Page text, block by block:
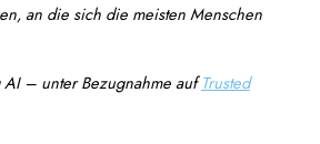
an die sich die meisten Menschen
– unter Bezugnahme aufTrusted